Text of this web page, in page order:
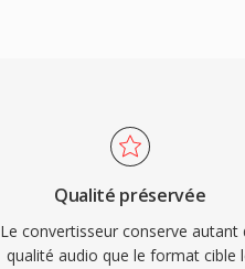
Qualité préservée
Le convertisseur conserve autant
qualité audio que le format cible